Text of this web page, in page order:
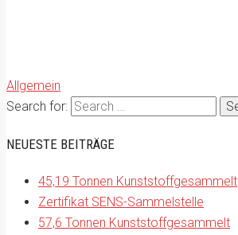
Allgemein
Search for:
NEUESTE BEITRÄGE
45,19 Tonnen Kunststoffgesammelt
Zertifikat SENS-Sammelstelle
57,6 Tonnen Kunststoffgesammelt